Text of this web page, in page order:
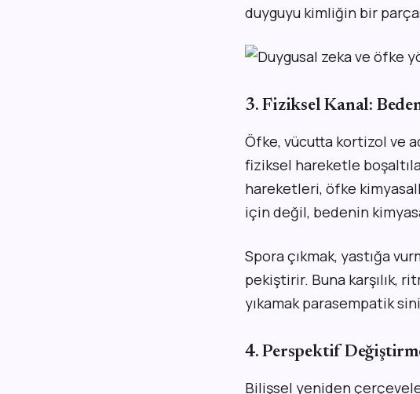
duyguyu kimliğin bir
3. Fiziksel Kanal:
Öfke, vücutta kortizol ve
fiziksel hareketle
hareketleri, öfke
için değil, bedenin
Spora çıkmak, yastığa
pekiştirir. Buna karşılık,
yıkamak parasempatik
4. Perspektif
Bilişsel yeniden